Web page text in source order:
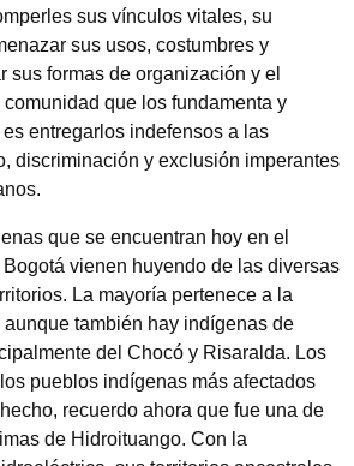
sus vínculos vitales, su
sus usos, costumbres y
sus formas de organización y el
que los fundamenta y
entregarlos indefensos a las
discriminación y exclusión imperantes
que se encuentran hoy en el
vienen huyendo de las diversas
La mayoría pertenece a la
también hay indígenas de
del Chocó y Risaralda. Los
pueblos indígenas más afectados
recuerdo ahora que fue una de
de Hidroituango. Con la